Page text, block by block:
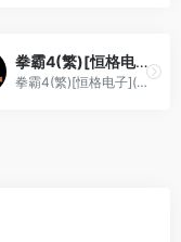
拳霸4(繁)[恒格电子](JP)[SLG](4Mb)
拳霸4(繁)[恒格电子](JP)[SLG](4Mb)